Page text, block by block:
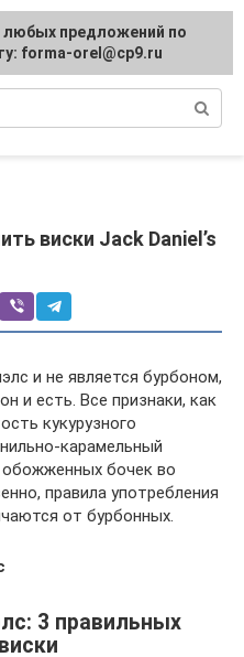
виски Jack Daniel’s
и не является бурбоном,
и есть. Все признаки, как
кукурузного
карамельный
бочек во
правила употребления
от бурбонных.
3 правильных
любых предложений по
forma-orel@cp9.ru